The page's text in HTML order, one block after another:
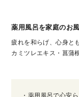
薬用風呂を家庭のお
疲れを和らげ、心身と
カミツレエキス・菖蒲
・薬用風呂で心安